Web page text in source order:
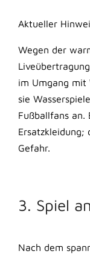
Aktueller
Wegen der
im Umgang mit
sie
Fußballfans an.
Gefahr.
3. Spiel
Nach dem